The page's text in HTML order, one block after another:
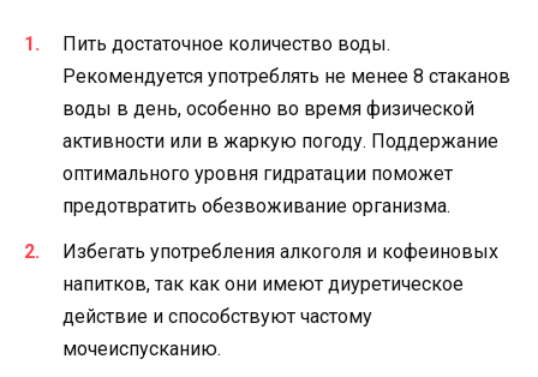
Пить достаточное количество воды.
Рекомендуется употреблять не менее 8 стаканов
воды в день, особенно во время физической
активности или в жаркую погоду. Поддержание
оптимального уровня гидратации поможет
предотвратить обезвоживание организма.
Избегать употребления алкоголя и кофеиновых
напитков, так как они имеют диуретическое
действие и способствуют частому
мочеиспусканию.